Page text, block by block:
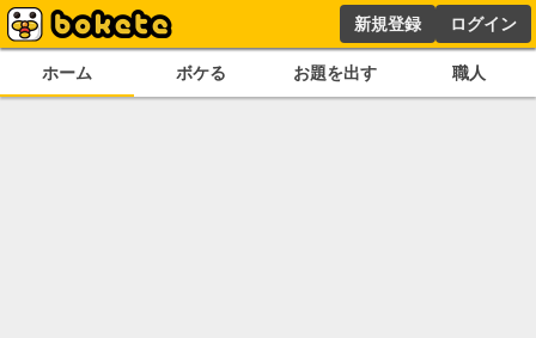
新規登録 ログイン
ホーム ボケる お題を出す 職人